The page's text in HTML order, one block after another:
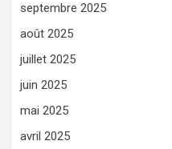
septembre 2025
août 2025
juillet 2025
juin 2025
mai 2025
avril 2025